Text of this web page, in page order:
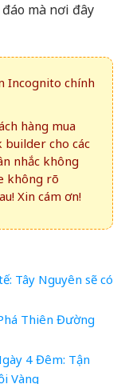
mà nơi đây
Incognito chính
hàng mua
builder cho các
nhắc không
không rõ
Xin cám ơn!
Tây Nguyên sẽ có
Thiên Đường
4 Đêm: Tận
Vàng